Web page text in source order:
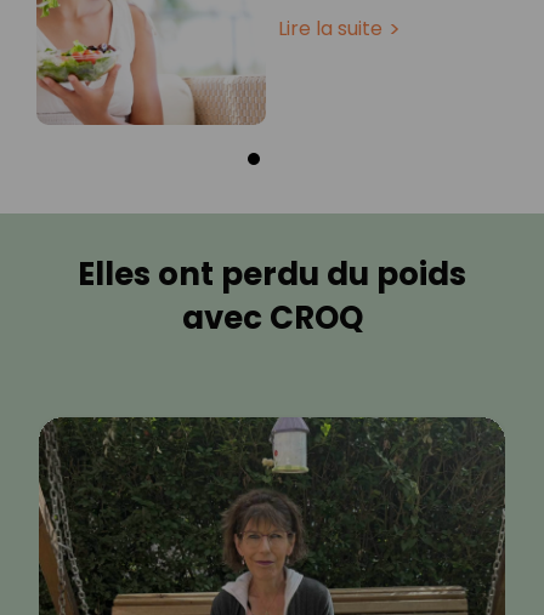
Lire la suite
Elles ont perdu du poids
avec CROQ